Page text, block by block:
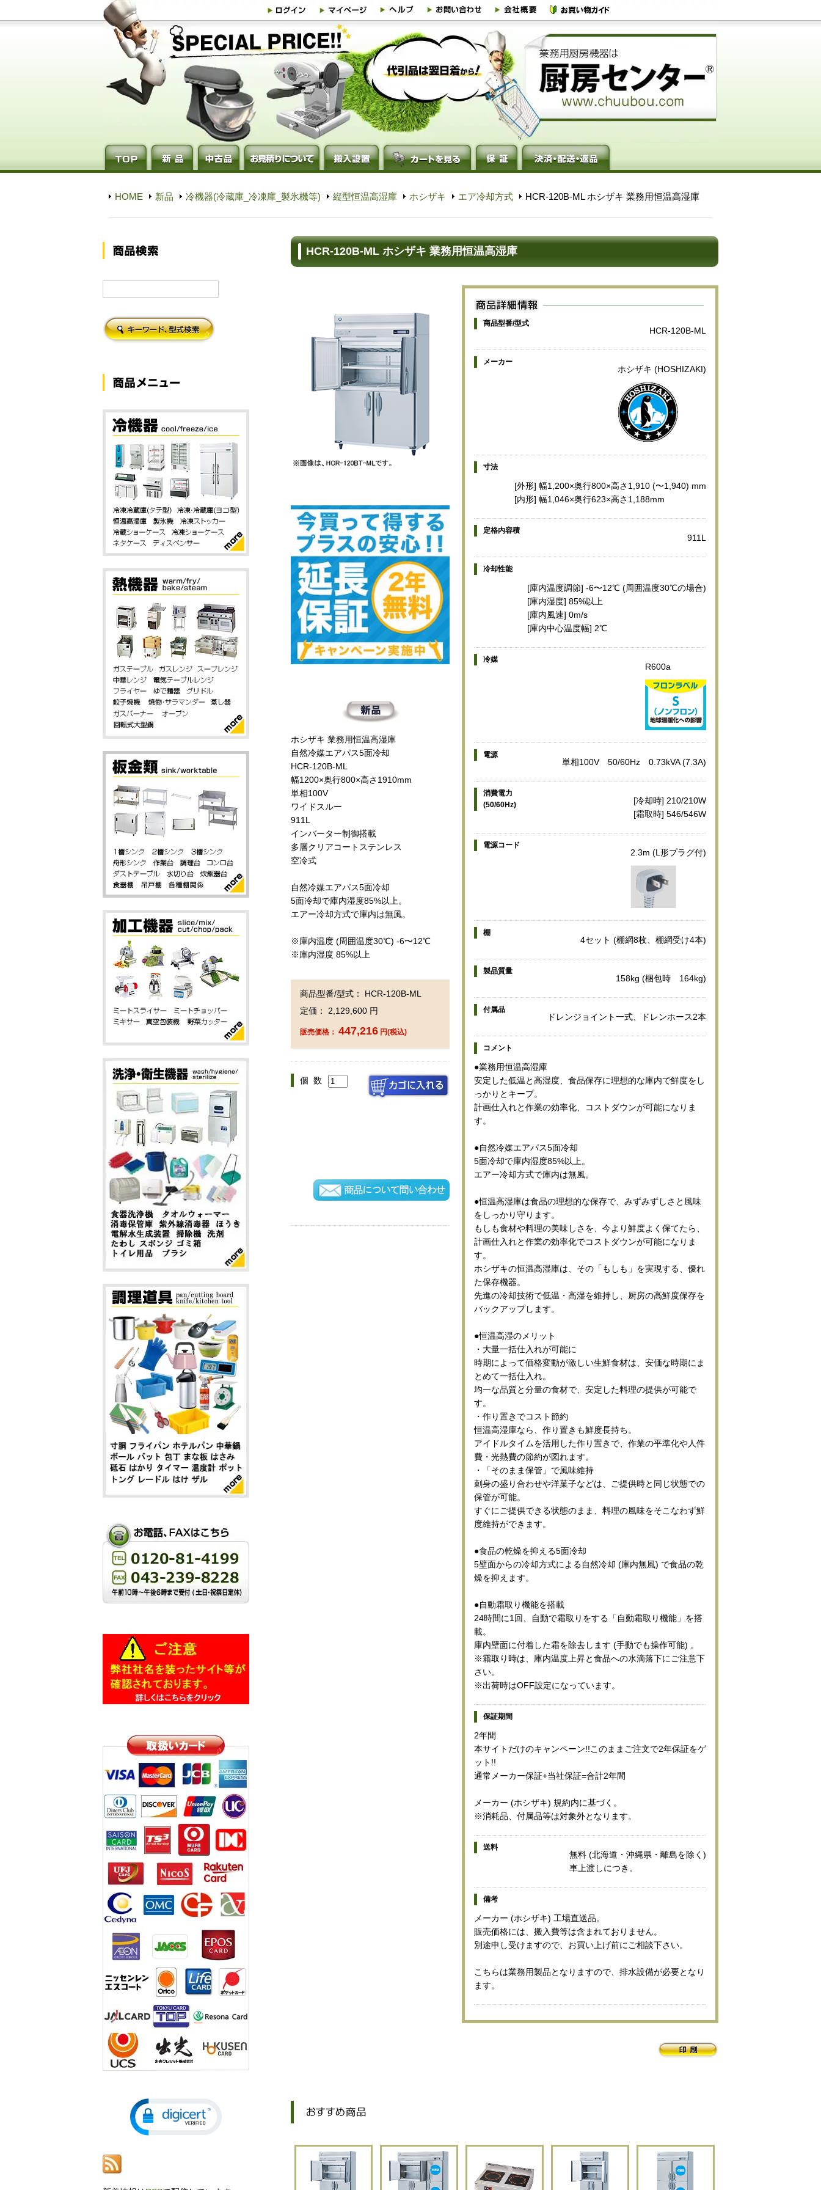
HOME 新品 冷機器(冷蔵庫_冷凍庫_製氷機等) 縦型恒温高湿庫 ホシザキ エア冷却方式 HCR-120B-ML ホシザキ 業務用恒温高湿庫
HCR-120B-ML ホシザキ 業務用恒温高湿庫
ホシザキ 業務用恒温高湿庫
自然冷媒エアパス5面冷却
HCR-120B-ML
幅1200×奥行800×高さ1910mm
単相100V
ワイドスルー
911L
インバーター制御搭載
多層クリアコートステンレス
空冷式
自然冷媒エアパス5面冷却
5面冷却で庫内湿度85%以上。
エアー冷却方式で庫内は無風。
※庫内温度 (周囲温度30℃) -6〜12℃
※庫内湿度 85%以上
商品型番/型式： HCR-120B-ML
定価： 2,129,600 円
販売価格： 447,216 円(税込)
個 数
商品型番/型式
HCR-120B-ML
メーカー
ホシザキ (HOSHIZAKI)
寸法
[外形] 幅1,200×奥行800×高さ1,910 (〜1,940) mm
[内形] 幅1,046×奥行623×高さ1,188mm
定格内容積
911L
冷却性能
[庫内温度調節] -6〜12℃ (周囲温度30℃の場合)
[庫内湿度] 85%以上
[庫内風速] 0m/s
[庫内中心温度幅] 2℃
冷媒
R600a
電源
単相100V 50/60Hz 0.73kVA (7.3A)
消費電力
(50/60Hz)
[冷却時] 210/210W
[霜取時] 546/546W
電源コード
2.3m (L形プラグ付)
棚
4セット (棚網8枚、棚網受け4本)
製品質量
158kg (梱包時 164kg)
付属品
ドレンジョイント一式、ドレンホース2本
コメント
●業務用恒温高湿庫
安定した低温と高湿度、食品保存に理想的な庫内で鮮度をし
っかりとキープ。
計画仕入れと作業の効率化、コストダウンが可能になりま
す。
●自然冷媒エアパス5面冷却
5面冷却で庫内湿度85%以上。
エアー冷却方式で庫内は無風。
●恒温高湿庫は食品の理想的な保存で、みずみずしさと風味
をしっかり守ります。
もしも食材や料理の美味しさを、今より鮮度よく保てたら、
計画仕入れと作業の効率化でコストダウンが可能になりま
す。
ホシザキの恒温高湿庫は、その「もしも」を実現する、優れ
た保存機器。
先進の冷却技術で低温・高湿を維持し、厨房の高鮮度保存を
バックアップします。
●恒温高湿のメリット
・大量一括仕入れが可能に
時期によって価格変動が激しい生鮮食材は、安価な時期にま
とめて一括仕入れ。
均一な品質と分量の食材で、安定した料理の提供が可能で
す。
・作り置きでコスト節約
恒温高湿庫なら、作り置きも鮮度長持ち。
アイドルタイムを活用した作り置きで、作業の平準化や人件
費・光熱費の節約が図れます。
・「そのまま保管」で風味維持
刺身の盛り合わせや洋菓子などは、ご提供時と同じ状態での
保管が可能。
すぐにご提供できる状態のまま、料理の風味をそこなわず鮮
度維持ができます。
●食品の乾燥を抑える5面冷却
5壁面からの冷却方式による自然冷却 (庫内無風) で食品の乾
燥を抑えます。
●自動霜取り機能を搭載
24時間に1回、自動で霜取りをする「自動霜取り機能」を搭
載。
庫内壁面に付着した霜を除去します (手動でも操作可能) 。
※霜取り時は、庫内温度上昇と食品への水滴落下にご注意下
さい。
※出荷時はOFF設定になっています。
保証期間
2年間
本サイトだけのキャンペーン!!このままご注文で2年保証をゲ
ット!!
通常メーカー保証+当社保証=合計2年間
メーカー (ホシザキ) 規約内に基づく。
※消耗品、付属品等は対象外となります。
送料
無料 (北海道・沖縄県・離島を除く)
車上渡しにつき。
備考
メーカー (ホシザキ) 工場直送品。
販売価格には、搬入費等は含まれておりません。
別途申し受けますので、お買い上げ前にご相談下さい。
こちらは業務用製品となりますので、排水設備が必要となり
ます。